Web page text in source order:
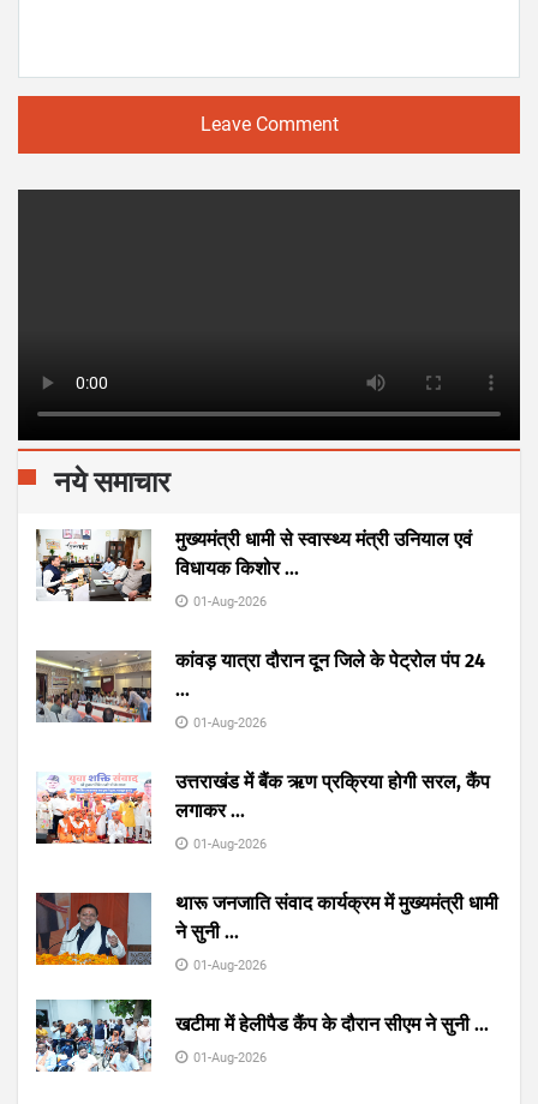
Leave Comment
नये समाचार
मुख्यमंत्री धामी से स्वास्थ्य मंत्री उनियाल एवं
विधायक किशोर...
01-Aug-2026
कांवड़ यात्रा दौरान दून जिले के पेट्रोल पंप 24
...
01-Aug-2026
उत्तराखंड में बैंक ऋण प्रक्रिया होगी सरल, कैंप
लगाकर...
01-Aug-2026
थारू जनजाति संवाद कार्यक्रम में मुख्यमंत्री धामी
ने सुनी...
01-Aug-2026
खटीमा में हेलीपैड कैंप के दौरान सीएम ने सुनी...
01-Aug-2026